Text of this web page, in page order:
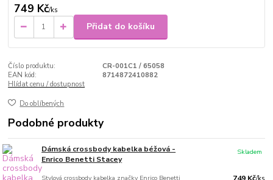
749 Kč/ks
Přidat do košíku
Číslo produktu:
CR-001C1 / 65058
EAN kód:
8714872410882
Hlídat cenu / dostupnost
Do oblíbených
Podobné produkty
Dámská crossbody kabelka béžová -
Enrico Benetti Stacey
Stylová crossbody kabelka značky Enrico Benetti
Skladem